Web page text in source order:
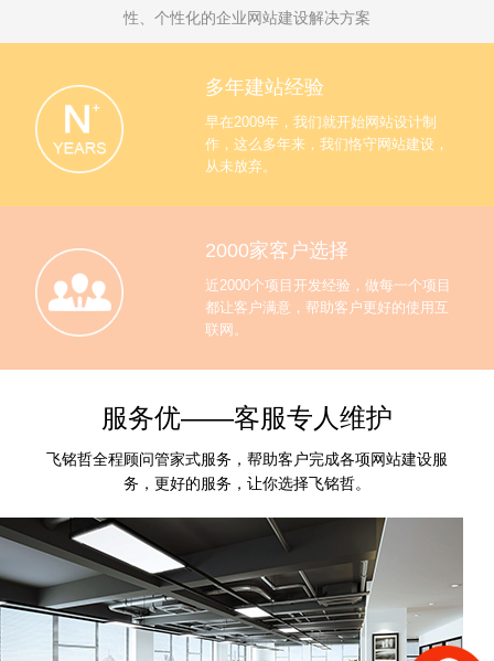
性、个性化的企业网站建设解决方案
多年建站经验
早在2009年，我们就开始网站设计制
作，这么多年来，我们恪守网站建设，
从未放弃。
2000家客户选择
近2000个项目开发经验，做每一个项目
都让客户满意，帮助客户更好的使用互
联网。
服务优——客服专人维护
飞铭哲全程顾问管家式服务，帮助客户完成各项网站建设服
务，更好的服务，让你选择飞铭哲。